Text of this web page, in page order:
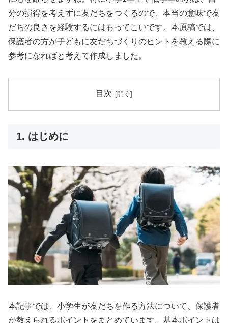
分の損得を考えずに友だちをつくるので、本当の意味で友
だちの良さを経験するにはもってこいです。本原稿では、
保護者の方が子どもに友だちづくりのヒントを教える際に
参考になればと考えて作成しました。
目次
1. はじめに
本記事では、小学生が友だち を作る方法について、保護者
が教えられるポイントをまとめています。基本ポイントは